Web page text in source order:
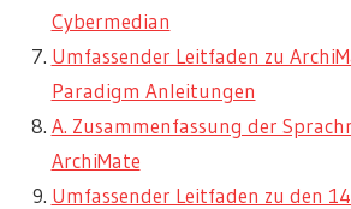
Cybermedian
Umfassender Leitfaden zu
Paradigm Anleitungen
A. Zusammenfassung der
ArchiMate
Umfassender Leitfaden zu den